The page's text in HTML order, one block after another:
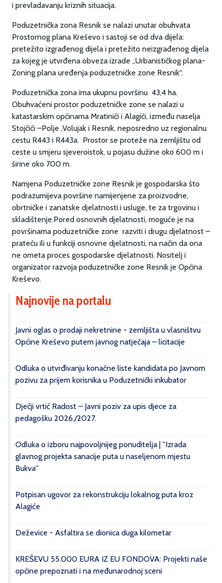
i prevladavanju kriznih situacija.
Poduzetnička zona Resnik se nalazi unutar obuhvata
Prostornog plana Kreševo i sastoji se od dva dijela:
pretežito izgrađenog dijela i pretežito neizgrađenog dijela
za kojeg je utvrđena obveza izrade „Urbanističkog plana-
Zoning plana uređenja poduzetničke zone Resnik“.
Poduzetnička zona ima ukupnu površinu 43,4 ha.
Obuhvaćeni prostor poduzetničke zone se nalazi u
katastarskim općinama Mratinići i Alagići, između naselja
Stojčići –Polje ,Volujak i Resnik, neposredno uz regionalnu
cestu R443 i R443a. Prostor se proteže na zemljištu od
ceste u smjeru sjeveroistok, u pojasu dužine oko 600 m i
širine oko 700 m.
Namjena Poduzetničke zone Resnik je gospodarska što
podrazumijeva površine namijenjene za proizvodne,
obrtničke i zanatske djelatnosti i usluge, te za trgovinu i
skladištenje.Pored osnovnih djelatnosti, moguće je na
površinama poduzetničke zone razviti i drugu djelatnost –
prateću ili u funkciji osnovne djelatnosti, na način da ona
ne ometa proces gospodarske djelatnosti. Nositelj i
organizator razvoja poduzetničke zone Resnik je Općina
Kreševo.
Najnovije na portalu
Javni oglas o prodaji nekretnine - zemljišta u vlasništvu
Općine Kreševo putem javnog natječaja – licitacije
Odluka o utvrđivanju konačne liste kandidata po Javnom
pozivu za prijem korisnika u Poduzetnički inkubator
Dječji vrtić Radost – Javni poziv za upis djece za
pedagošku 2026./2027.
Odluka o izboru najpovoljnijeg ponuditelja | ''Izrada
glavnog projekta sanacije puta u naseljenom mjestu
Bukva''
Potpisan ugovor za rekonstrukciju lokalnog puta kroz
Alagiće
Deževice - Asfaltira se dionica duga kilometar
KREŠEVU 55.000 EURA IZ EU FONDOVA: Projekti naše
općine prepoznati i na međunarodnoj sceni